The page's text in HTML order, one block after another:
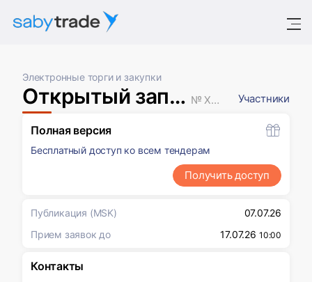
Электронные торги и закупки
Открытый запрос предложений № XXXXXXX Участники
Полная версия
Бесплатный доступ ко всем тендерам
Получить доступ
Публикация (MSK)
07.07.26
Прием заявок до
17.07.26 10:00
Контакты